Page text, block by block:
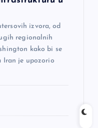
izvora, od
regionalnih
kako bi se
Iran je upozorio